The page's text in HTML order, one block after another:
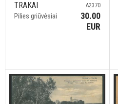
TRAKAI
Pilies griūvėsiai
A2370
30.00
EUR